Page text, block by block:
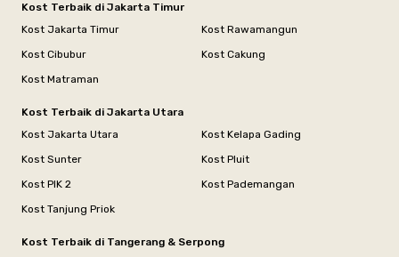
Kost Terbaik di Jakarta Timur
Kost Jakarta Timur
Kost Rawamangun
Kost Cibubur
Kost Cakung
Kost Matraman
Kost Terbaik di Jakarta Utara
Kost Jakarta Utara
Kost Kelapa Gading
Kost Sunter
Kost Pluit
Kost PIK 2
Kost Pademangan
Kost Tanjung Priok
Kost Terbaik di Tangerang & Serpong